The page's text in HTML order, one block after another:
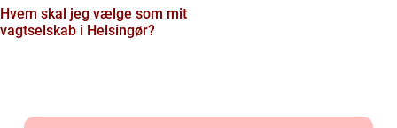
Hvem skal jeg vælge som mit
vagtselskab i Helsingør?